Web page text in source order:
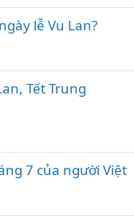
l
lễ Vu Lan?
Tết Trung
7 của người Việt